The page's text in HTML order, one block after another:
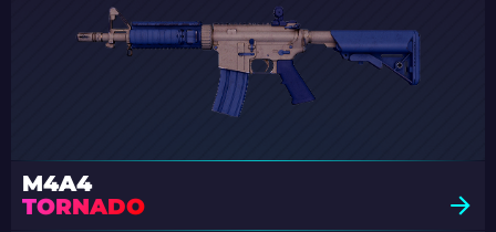
M4A4
TORNADO